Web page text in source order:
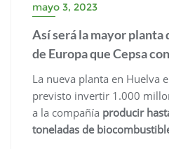
mayo 3, 2023
Así será la mayor
de Europa que Cepsa
La nueva planta en Huelva
previsto invertir 1.000
a la compañía producir
toneladas de